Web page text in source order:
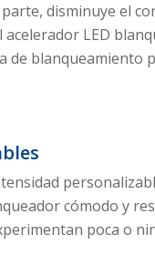
disminuye el
LED
de
cómodo y
poca o